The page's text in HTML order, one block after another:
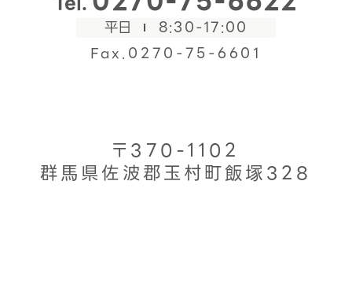
平日
8:30-17:00
Fax.0270-75-6601
〒370-1102
群馬県佐波郡玉村町飯塚328